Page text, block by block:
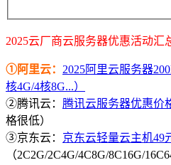
2025云厂商云服务器优惠活动汇
①阿里云： 2025阿里云服务器
核4G/4核8G...）
②腾讯云： 腾讯云服务器优惠价
格很低）
③京东云： 京东云轻量云主机49
（2C2G/2C4G/4C8G/8C16G/